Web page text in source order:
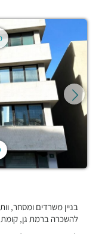
בניין משרדים ומסחר,
להשכרה ברמת גן,